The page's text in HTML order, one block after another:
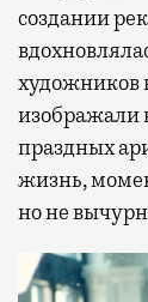
создании
художников
изображали
праздных
жизнь,
но не